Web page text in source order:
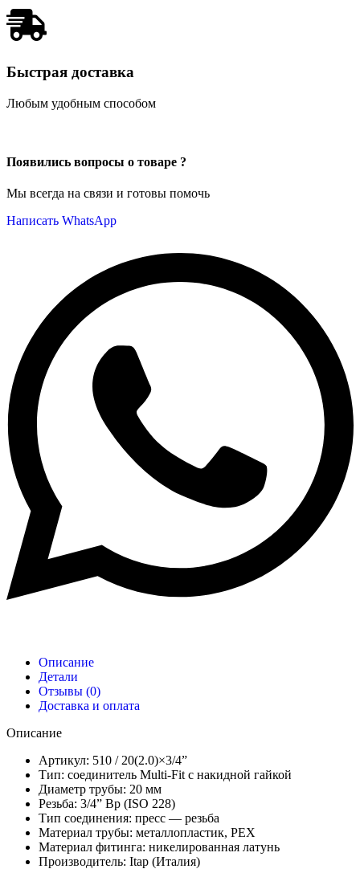
Быстрая доставка
Любым удобным способом
Появились вопросы о товаре ?
Мы всегда на связи и готовы помочь
Написать WhatsApp
Описание
Детали
Отзывы (0)
Доставка и оплата
Описание
Артикул: 510 / 20(2.0)×3/4”
Тип: соединитель Multi-Fit с накидной гайкой
Диаметр трубы: 20 мм
Резьба: 3/4” Вр (ISO 228)
Тип соединения: пресс — резьба
Материал трубы: металлопластик, PEX
Материал фитинга: никелированная латунь
Производитель: Itap (Италия)